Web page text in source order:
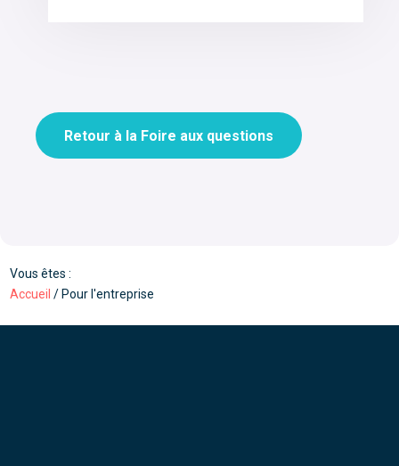
Retour à la Foire aux questions
Vous êtes :
Accueil / Pour l'entreprise